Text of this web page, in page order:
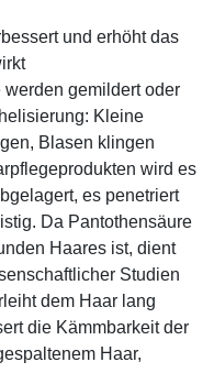
und erhöht das
gemildert oder
Kleine
Blasen klingen
wird es
es penetriert
Da Pantothensäure
Haares ist, dient
Studien
dem Haar lang
die Kämmbarkeit der
Haar,